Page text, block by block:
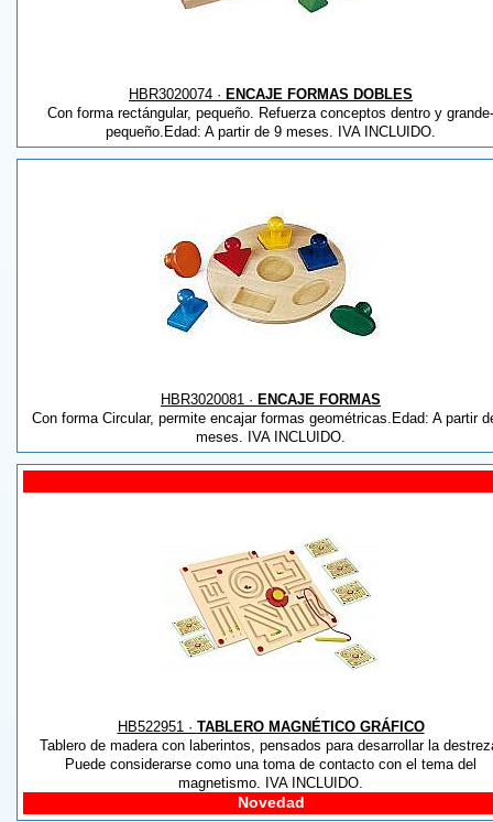
HBR3020074 · ENCAJE FORMAS DOBLES
Con forma rectángular, pequeño. Refuerza conceptos dentro y grande-
pequeño.Edad: A partir de 9 meses. IVA INCLUIDO.
HBR3020081 · ENCAJE FORMAS
Con forma Circular, permite encajar formas geométricas.Edad: A partir
meses. IVA INCLUIDO.
HB522951 · TABLERO MAGNÉTICO GRÁFICO
Tablero de madera con laberintos, pensados para desarrollar la
Puede considerarse como una toma de contacto con el tema del
magnetismo. IVA INCLUIDO.
Novedad